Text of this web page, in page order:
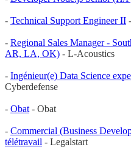
- Technical Support Engineer II
- Regional Sales Manager -
AR, LA, OK) - L-Acoustics
- Ingénieur(e) Data Science
Cyberdefense
- Obat - Obat
- Commercial (Business
télétravail - Legalstart